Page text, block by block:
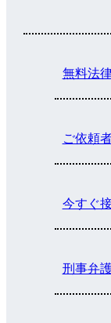
無料法
ご依頼
今すぐ
刑事弁